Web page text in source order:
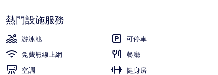
熱門設施服務
游泳池
可停車
免費無線上網
餐廳
空調
健身房